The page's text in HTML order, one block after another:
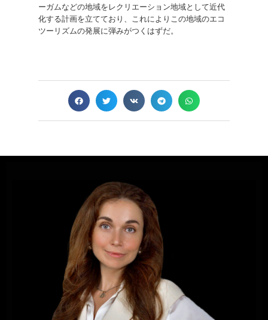
ーガムなどの地域をレクリエーション地域として近代
化する計画を立てており、これによりこの地域のエコ
ツーリズムの発展に弾みがつくはずだ。